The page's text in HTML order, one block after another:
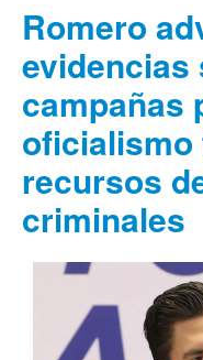
Romero
evidencias
campañas
oficialismo
recursos
criminales